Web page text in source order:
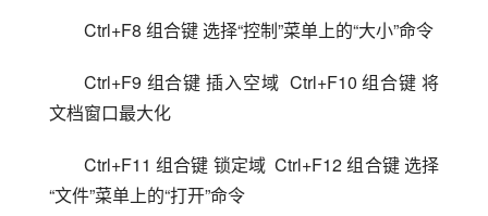
Ctrl+F8 组合键 选择“控制”菜单上的“大小”命令
Ctrl+F9 组合键 插入空域  Ctrl+F10 组合键 将
文档窗口最大化
Ctrl+F11 组合键 锁定域  Ctrl+F12 组合键 选择
“文件”菜单上的“打开”命令